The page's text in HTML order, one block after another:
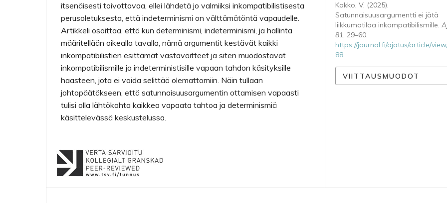
itsenäisesti toivottavaa, ellei lähdetä jo valmiiksi inkompatibilistisesta
perusoletuksesta, että indeterminismi on välttämätöntä vapaudelle.
Artikkeli osoittaa, että kun determinismi, indeterminismi, ja hallinta
määritellään oikealla tavalla, nämä argumentit kestävät kaikki
inkompatibilistien esittämät vastaväitteet ja siten muodostavat
inkompatibilismille ja indeterministisille vapaan tahdon käsityksille
haasteen, jota ei voida selittää olemattomiin. Näin tullaan
johtopäätökseen, että satunnaisuusargumentin ottamisen vapaasti
tulisi olla lähtökohta kaikkea vapaata tahtoa ja determinismiä
käsittelevässä keskustelussa.
Kokko, V. (2025).
Satunnaisuusargumentti ei jätä
liikkumatilaa inkompatibilismille.
81, 29–60.
https://journal.fi/ajatus/article/
88
VIITTAUSMUODOT